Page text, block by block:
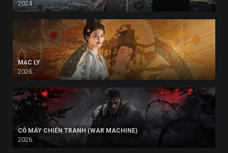
2024
MẠC LY
2026
CỖ MÁY CHIẾN TRANH (WAR MACHINE)
2026